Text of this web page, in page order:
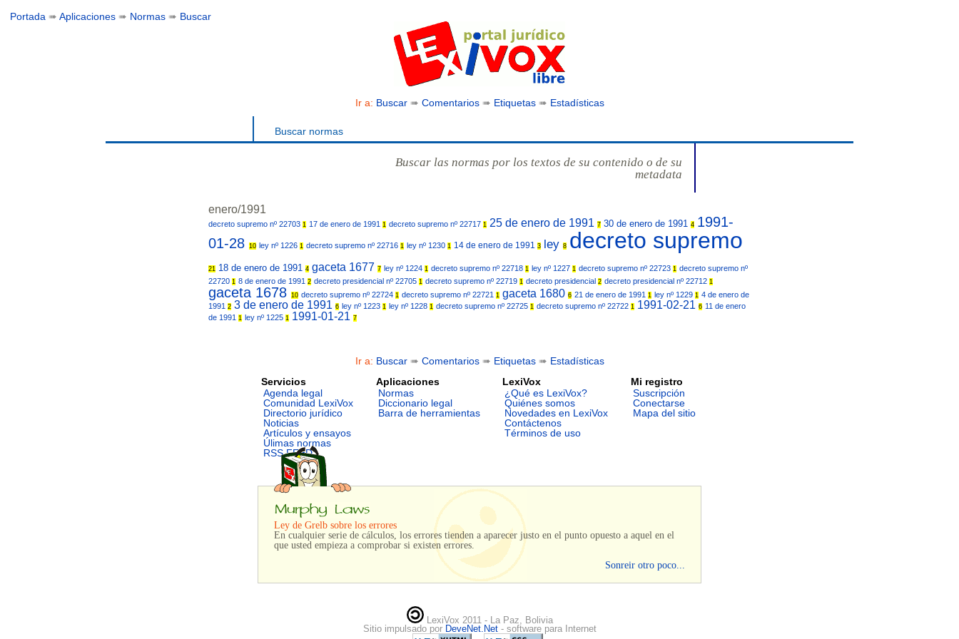
Portada ➠Aplicaciones ➠ Normas ➠ Buscar
Ir a: Buscar➠ Comentarios➠ Etiquetas➠ Estadísticas
Buscar normas
Buscar las normas por los textos de su contenido o de su
metadata
enero/1991
decreto supremo nº 22703 1 17 de enero de 1991 1 decreto supremo nº 22717 1 25 de enero de 1991 7 30 de enero de 1991 4 1991-
01-28 10 ley nº 1226 1 decreto supremo nº 22716 1 ley nº 1230 1 14 de enero de 1991 3 ley 8 decreto supremo
21 18 de enero de 1991 4 gaceta 1677 7 ley nº 1224 1 decreto supremo nº 22718 1 ley nº 1227 1 decreto supremo nº 22723 1 decreto supremo nº
22720 1 8 de enero de 1991 2 decreto presidencial nº 22705 1 decreto supremo nº 22719 1 decreto presidencial 2 decreto presidencial nº 22712 1
gaceta 1678 10 decreto supremo nº 22724 1 decreto supremo nº 22721 1 gaceta 1680 6 21 de enero de 1991 1 ley nº 1229 1 4 de enero de
1991 2 3 de enero de 1991 6 ley nº 1223 1 ley nº 1228 1 decreto supremo nº 22725 1 decreto supremo nº 22722 1 1991-02-21 6 11 de enero
de 1991 1 ley nº 1225 1 1991-01-21 7
Ir a: Buscar➠ Comentarios➠ Etiquetas➠ Estadísticas
Servicios
Agenda legal
Comunidad LexiVox
Directorio jurídico
Noticias
Artículos y ensayos
Úlimas normas
RSS FEED
Aplicaciones
Normas
Diccionario legal
Barra de herramientas
LexiVox
¿Qué es LexiVox?
Quiénes somos
Novedades en LexiVox
Contáctenos
Términos de uso
Mi registro
Suscripción
Conectarse
Mapa del sitio
Ley de Grelb sobre los errores
En cualquier serie de cálculos, los errores tienden a aparecer justo en el punto opuesto a aquel en el
que usted empieza a comprobar si existen errores.
Sonreir otro poco...
LexiVox 2011 - La Paz, Bolivia
Sitio impulsado por DeveNet.Net - software para Internet